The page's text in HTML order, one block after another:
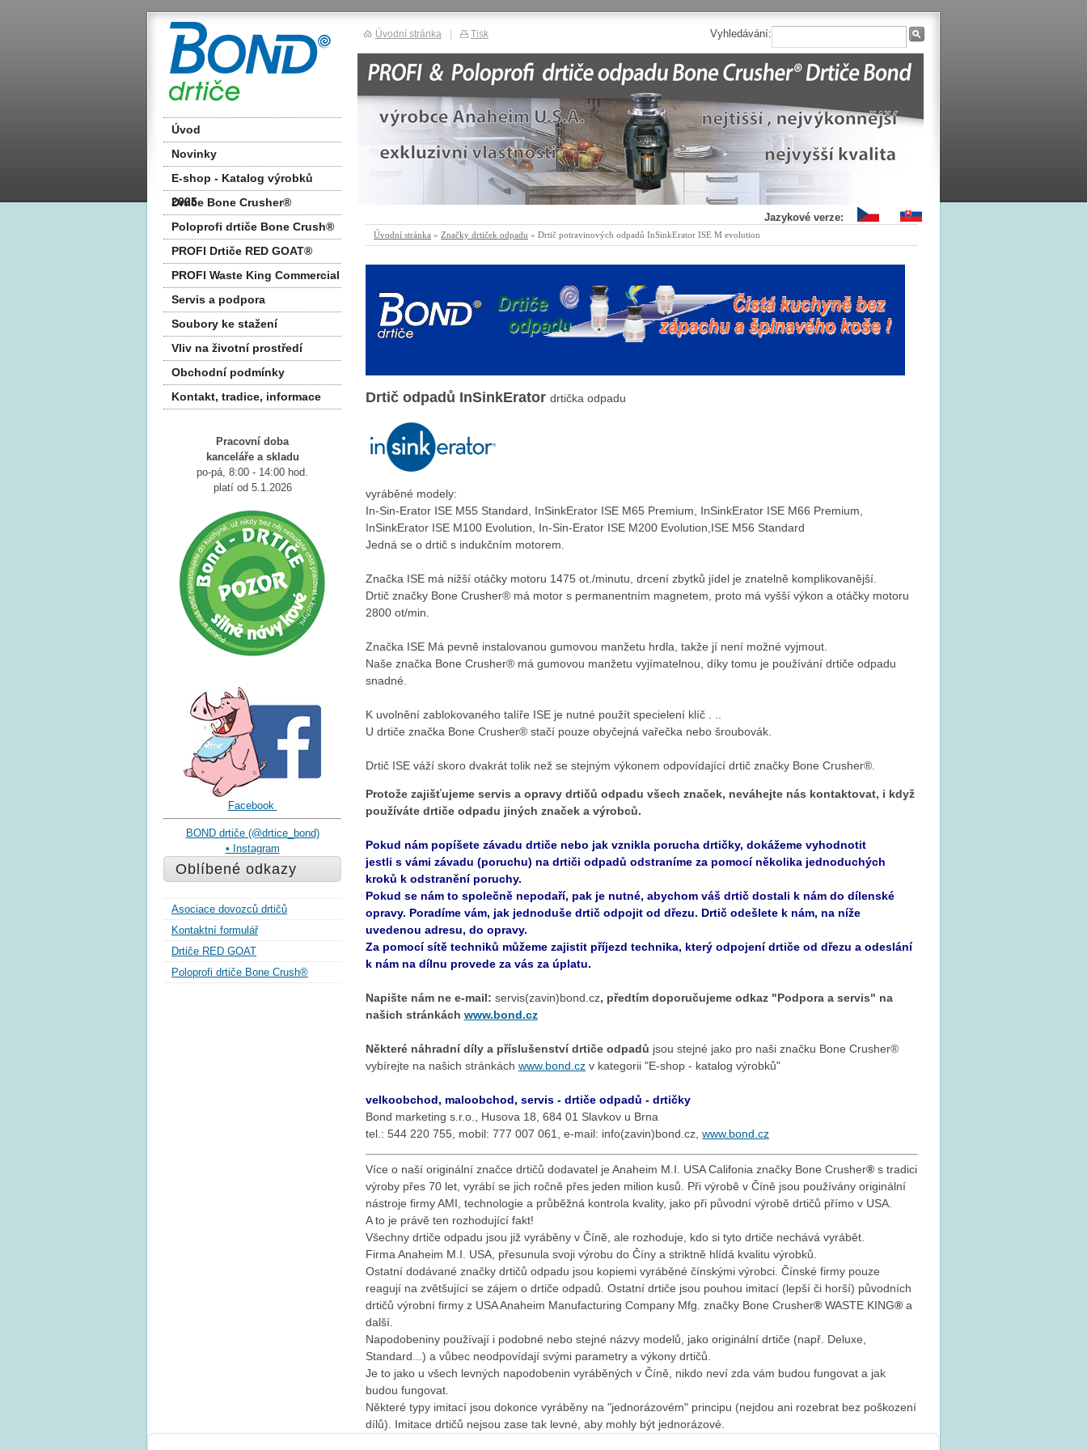
Úvodní stránka » Značky drtiček odpadu » Drtič potravinových odpadů InSinkErator ISE M evolution
Drtič odpadů InSinkErator drtička odpadu
vyráběné modely:
In-Sin-Erator ISE M55 Standard, InSinkErator ISE M65 Premium, InSinkErator ISE M66 Premium,
InSinkErator ISE M100 Evolution, In-Sin-Erator ISE M200 Evolution,ISE M56 Standard
Jedná se o drtič s indukčním motorem.
Značka ISE má nižší otáčky motoru 1475 ot./minutu, drcení zbytků jídel je znatelně komplikovanější.
Drtič značky Bone Crusher® má motor s permanentním magnetem, proto má vyšší výkon a otáčky motoru
2800 ot/min.
Značka ISE Má pevně instalovanou gumovou manžetu hrdla, takže jí není možné vyjmout.
Naše značka Bone Crusher® má gumovou manžetu vyjímatelnou, díky tomu je používání drtiče odpadu
snadné.
K uvolnění zablokovaného talíře ISE je nutné použít specielení klíč . ..
U drtiče značka Bone Crusher® stačí pouze obyčejná vařečka nebo šroubovák.
Drtič ISE váží skoro dvakrát tolik než se stejným výkonem odpovídající drtič značky Bone Crusher®.
Protože zajišťujeme servis a opravy drtičů odpadu všech značek, neváhejte nás kontaktovat, i když
používáte drtiče odpadu jiných značek a výrobců.
Pokud nám popíšete závadu drtiče nebo jak vznikla porucha drtičky, dokážeme vyhodnotit
jestli s vámi závadu (poruchu) na drtiči odpadů odstraníme za pomocí několika jednoduchých
kroků k odstranění poruchy.
Pokud se nám to společně nepodaří, pak je nutné, abychom váš drtič dostali k nám do dílenské
opravy. Poradíme vám, jak jednoduše drtič odpojit od dřezu. Drtič odešlete k nám, na níže
uvedenou adresu, do opravy.
Za pomocí sítě techniků můžeme zajistit příjezd technika, který odpojení drtiče od dřezu a odeslání
k nám na dílnu provede za vás za úplatu.
Napište nám ne e-mail: servis(zavin)bond.cz, předtím doporučujeme odkaz "Podpora a servis" na
našich stránkách www.bond.cz
Některé náhradní díly a příslušenství drtiče odpadů jsou stejné jako pro naši značku Bone Crusher®
vybírejte na našich stránkách www.bond.cz v kategorii "E-shop - katalog výrobků"
velkoobchod, maloobchod, servis - drtiče odpadů - drtičky
Bond marketing s.r.o., Husova 18, 684 01 Slavkov u Brna
tel.: 544 220 755, mobil: 777 007 061, e-mail: info(zavin)bond.cz, www.bond.cz
Více o naší originální značce drtičů dodavatel je Anaheim M.I. USA Califonia značky Bone Crusher® s tradici
výroby přes 70 let, vyrábí se jich ročně přes jeden milion kusů. Při výrobě v Číně jsou používány originální
nástroje firmy AMI, technologie a průběžná kontrola kvality, jako při původní výrobě drtičů přímo v USA.
A to je právě ten rozhodující fakt!
Všechny drtiče odpadu jsou již vyráběny v Číně , ale rozhoduje, kdo si tyto drtiče nechává vyrábět.
Firma Anaheim M.I. USA, přesunula svoji výrobu do Číny a striktně hlídá kvalitu výrobků.
Ostatní dodávané značky drtičů odpadu jsou kopiemi vyráběné čínskými výrobci. Čínské firmy pouze
reagují na zvětšující se zájem o drtiče odpadů. Ostatní drtiče jsou pouhou imitací (lepší či horší) původních
drtičů výrobní firmy z USA Anaheim Manufacturing Company Mfg. značky Bone Crusher® WASTE KING® a
další.
Napodobeniny používají i podobné nebo stejné názvy modelů, jako originální drtiče (např. Deluxe,
Standard...) a vůbec neodpovídají svými parametry a výkony drtičů.
Je to jako u všech levných napodobenin vyráběných v Číně, nikdo neví zda vám budou fungovat a jak
budou fungovat.
Některé typy imitací jsou dokonce vyráběny na "jednorázovém" principu (nejdou ani rozebrat bez poškození
dílů). Imitace drtičů nejsou zase tak levné, aby mohly být jednorázové.
Úvod
Novinky
E-shop - Katalog výrobků
2025
Drtiče Bone Crusher®
Poloprofi drtiče Bone Crush®
PROFI Drtiče RED GOAT®
PROFI Waste King Commercial
Servis a podpora
Soubory ke stažení
Vliv na životní prostředí
Obchodní podmínky
Kontakt, tradice, informace
Jazykové verze:
Pracovní doba
kanceláře a skladu
po-pá, 8:00 - 14:00 hod.
platí od 5.1.2026
Facebook
BOND drtiče (@drtice_bond)
• Instagram
Oblíbené odkazy
Asociace dovozců drtičů
Kontaktní formulář
Drtiče RED GOAT
Poloprofi drtiče Bone Crush®
Vyhledávání:
Úvodní stránka | Tisk